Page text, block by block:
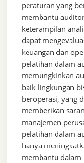
peraturan yang
membantu
keterampilan
dapat
keuangan dan
pelatihan dalam
memungkinkan
baik lingkungan
beroperasi, yang
memberikan
manajemen
pelatihan dalam
hanya
membantu dalam